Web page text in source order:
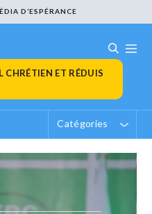
D’ESPÉRANCE
ET RÉDUIS
Catégories